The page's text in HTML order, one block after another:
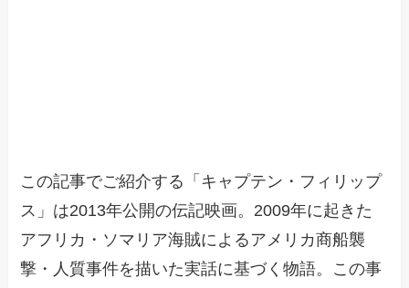
この記事でご紹介する「キャプテン・フィリップ
ス」は2013年公開の伝記映画。2009年に起きた
アフリカ・ソマリア海賊によるアメリカ商船襲
撃・人質事件を描いた実話に基づく物語。この事